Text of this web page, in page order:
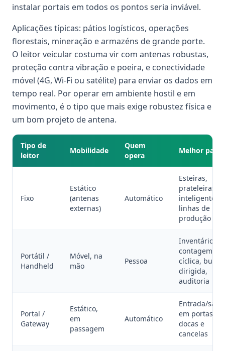
instalar portais em todos os pontos seria inviável.
Aplicações típicas: pátios logísticos, operações
florestais, mineração e armazéns de grande porte.
O leitor veicular costuma vir com antenas robustas,
proteção contra vibração e poeira, e conectividade
móvel (4G, Wi-Fi ou satélite) para enviar os dados em
tempo real. Por operar em ambiente hostil e em
movimento, é o tipo que mais exige robustez física e
um bom projeto de antena.
Tipo de
leitor
Mobilidade
Quem
opera
Melhor para
Fixo
Estático
(antenas
externas)
Automático
Esteiras,
prateleiras
inteligentes,
linhas de
produção
Portátil /
Handheld
Móvel, na
mão
Pessoa
Inventário,
contagem
cíclica, busca
dirigida,
auditoria
Portal /
Gateway
Estático,
em
passagem
Automático
Entrada/
em portas,
docas e
cancelas